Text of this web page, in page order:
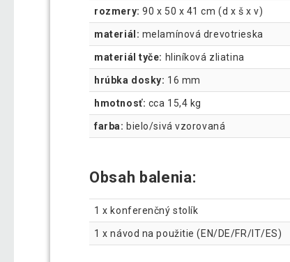
rozmery:90 x 50 x 41 cm (d x š x v)
materiál: melamínová drevotrieska
materiál tyče: hliníková zliatina
hrúbka dosky: 16 mm
hmotnosť: cca 15,4 kg
farba: bielo/sivá vzorovaná
Obsah balenia:
1 x konferenčný stolík
1 x návod na použitie (EN/DE/FR/IT/ES)